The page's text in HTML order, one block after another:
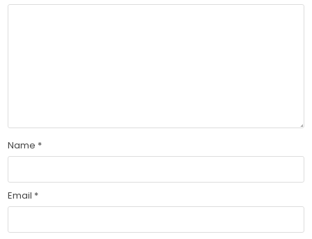
Name *
Email *